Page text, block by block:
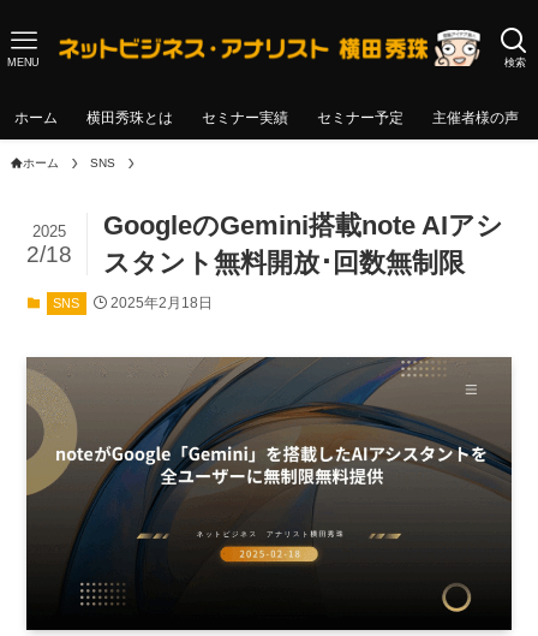
検索
MENU
ホーム 横田秀珠とは セミナー実績 セミナー予定 主催者様の声
ホーム SNS
GoogleのGemini搭載note AIアシ
スタント無料開放･回数無制限
2025
2/18
SNS 2025年2月18日